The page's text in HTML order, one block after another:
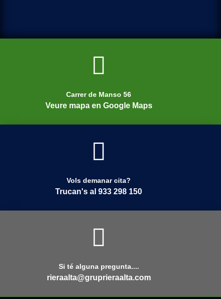
Carrer de Manso 56
Veure mapa en Google Maps
Vols demanar cita?
Trucan's al 933 298 150
Si té alguna pregunta....
rieraalta@gruprieraalta.com